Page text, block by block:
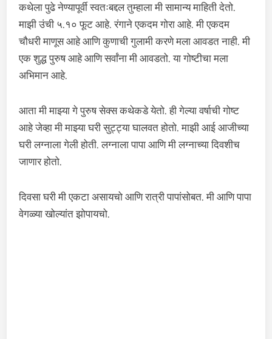
कथेला पुढे नेण्यापूर्वी स्वतःबद्दल तुम्हाला मी सामान्य माहिती देतो.
माझी उंची ५.१० फूट आहे. रंगाने एकदम गोरा आहे. मी एकदम
चौधरी माणूस आहे आणि कुणाची गुलामी करणे मला आवडत नाही. मी
एक शुद्ध पुरुष आहे आणि सर्वांना मी आवडतो. या गोष्टीचा मला
अभिमान आहे.
आता मी माझ्या गे पुरुष सेक्स कथेकडे येतो. ही गेल्या वर्षाची गोष्ट
आहे जेव्हा मी माझ्या घरी सुट्ट्या घालवत होतो. माझी आई आजीच्या
घरी लग्नाला गेली होती. लग्नाला पापा आणि मी लग्नाच्या दिवशीच
जाणार होतो.
दिवसा घरी मी एकटा असायचो आणि रात्री पापांसोबत. मी आणि पापा
वेगळ्या खोल्यांत झोपायचो.